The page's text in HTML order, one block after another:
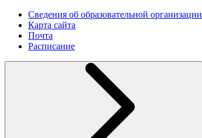
Сведения об образовательной организации
Карта сайта
Почта
Расписание